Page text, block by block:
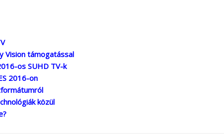
Vision támogatással
os SUHD TV-k
2016-on
közül